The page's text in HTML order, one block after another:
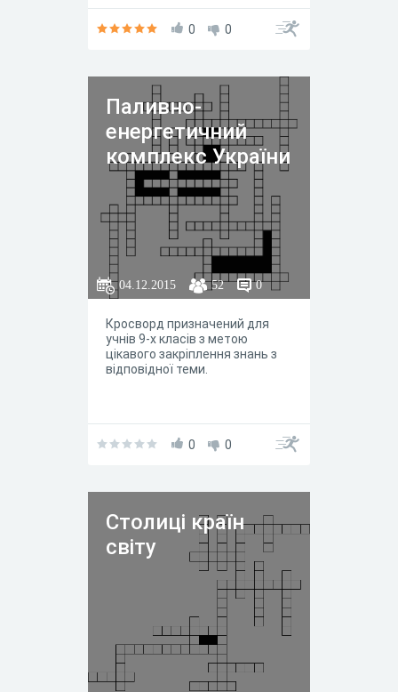
0 0
Паливно-
енергетичний
комплекс України
04.12.2015 52 0
Кросворд призначений для
учнів 9-х класів з метою
цікавого закріплення знань з
відповідної теми.
0 0
Столиці країн
світу